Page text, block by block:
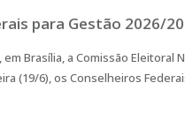
para Gestão 2026/
Brasília, a Comissão Eleitoral
(19/6), os Conselheiros